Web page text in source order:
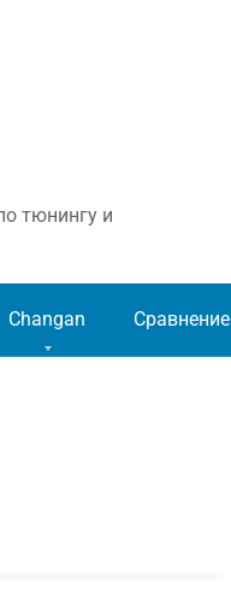
тюнингу и
Changan Сравнение